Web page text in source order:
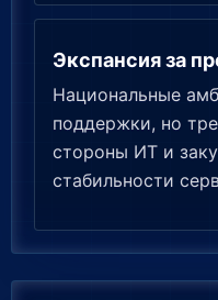
Экспансия за
Национальные
поддержки, но
стороны ИТ и
стабильности